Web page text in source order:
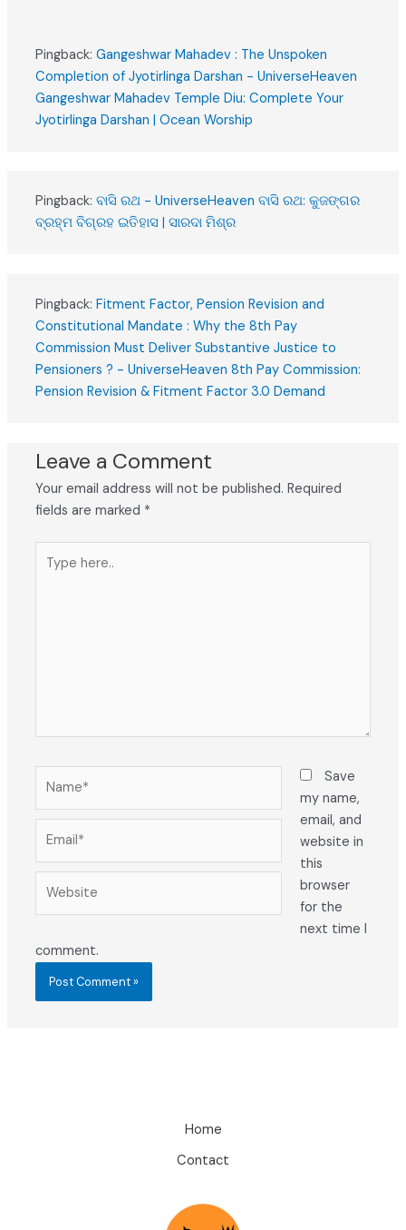
Pingback:Gangeshwar Mahadev : The Unspoken
Completion of Jyotirlinga Darshan - UniverseHeaven
Gangeshwar Mahadev Temple Diu: Complete Your
Jyotirlinga Darshan | Ocean Worship
Pingback:ବାସି ରଥ - UniverseHeaven ବାସି ରଥ: କୁଜଙ୍ଗର
ବ୍ରହ୍ମ ବିଗ୍ରହ ଇତିହାସ | ସାରଦା ମିଶ୍ର
Pingback:Fitment Factor, Pension Revision and
Constitutional Mandate : Why the 8th Pay
Commission Must Deliver Substantive Justice to
Pensioners ? - UniverseHeaven 8th Pay Commission:
Pension Revision & Fitment Factor 3.0 Demand
Leave a Comment
Your email address will not be published. Required
fields are marked *
here..
Save
my name,
email, and
website in
this
browser
for the
next time I
comment.
Home
Contact